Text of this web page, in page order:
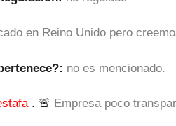
en Reino Unido pero
no es mencionado.
. 🚨 Empresa poco